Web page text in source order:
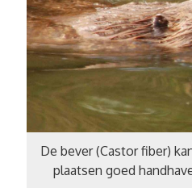
De bever (Castor fiber)
plaatsen goed